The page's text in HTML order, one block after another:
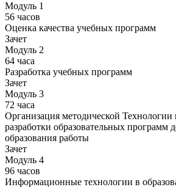
Модуль 1
56 часов
Оценка качества учебных программ
Зачет
Модуль 2
64 часа
Разработка учебных программ
Зачет
Модуль 3
72 часа
Организация методической Технологии
разработки образовательных программ
образования работы
Зачет
Модуль 4
96 часов
Информационные технологии в